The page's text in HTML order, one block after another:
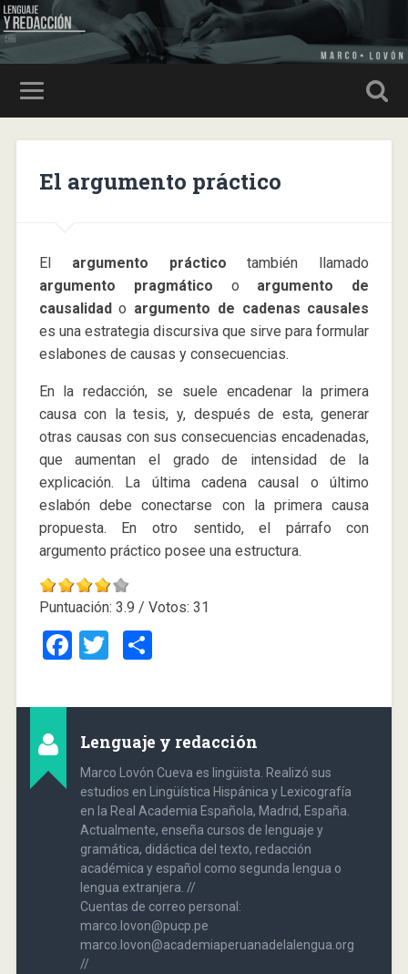
El argumento práctico
El argumento práctico también llamado
argumento pragmático o argumento de
causalidado argumento de cadenas causales
es una estrategia discursiva que sirve para formular
eslabones de causas y consecuencias.
En la redacción, se suele encadenar la primera
causa con la tesis, y, después de esta, generar
otras causas con sus consecuencias encadenadas,
que aumentan el grado de intensidad de la
explicación. La última cadena causal o último
eslabón debe conectarse con la primera causa
propuesta. En otro sentido, el párrafo con
argumento práctico posee una estructura.
Puntuación: 3.9 / Votos: 31
Facebook
TwitterCompartir
Lenguaje y redacción
Marco Lovón Cueva es lingüista. Realizó sus
estudios en Lingüística Hispánica y Lexicografía
en la Real Academia Española, Madrid, España.
Actualmente, enseña cursos de lenguaje y
gramática, didáctica del texto, redacción
académica y español como segunda lengua o
lengua extranjera. //
Cuentas de correo personal:
marco.lovon@pucp.pe
marco.lovon@academiaperuanadelalengua.org
//